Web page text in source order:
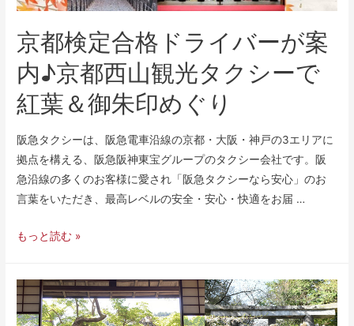
京都検定合格ドライバーが案
内♪京都西山観光タクシーで
紅葉＆御朱印めぐり
阪急タクシーは、阪急電車沿線の京都・大阪・神戸の3エリアに
拠点を構える、阪急阪神東宝グループのタクシー会社です。阪
急沿線の多くのお客様に愛され「阪急タクシーなら安心」のお
言葉をいただき、最高レベルの安全・安心・快適をお届 …
もっと読む »